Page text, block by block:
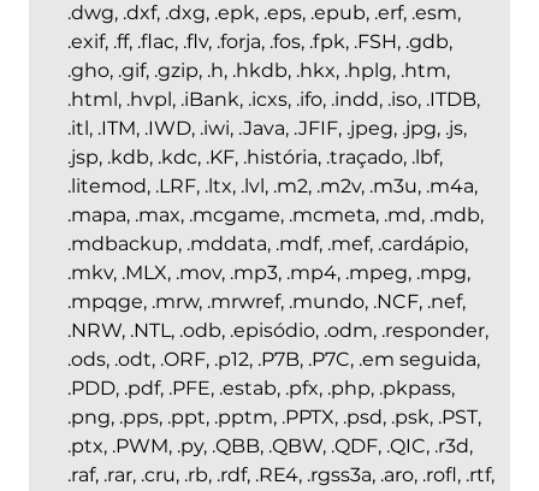
.dwg, .dxf, .dxg, .epk, .eps, .epub, .erf, .esm,
.exif, .ff, .flac, .flv, .forja, .fos, .fpk, .FSH, .gdb,
.gho, .gif, .gzip, .h, .hkdb, .hkx, .hplg, .htm,
.html, .hvpl, .iBank, .icxs, .ifo, .indd, .iso, .ITDB,
.itl, .ITM, .IWD, .iwi, .Java, .JFIF, .jpeg, .jpg, .js,
.jsp, .kdb, .kdc, .KF, .história, .traçado, .lbf,
.litemod, .LRF, .ltx, .lvl, .m2, .m2v, .m3u, .m4a,
.mapa, .max, .mcgame, .mcmeta, .md, .mdb,
.mdbackup, .mddata, .mdf, .mef, .cardápio,
.mkv, .MLX, .mov, .mp3, .mp4, .mpeg, .mpg,
.mpqge, .mrw, .mrwref, .mundo, .NCF, .nef,
.NRW, .NTL, .odb, .episódio, .odm, .responder,
.ods, .odt, .ORF, .p12, .P7B, .P7C, .em seguida,
.PDD, .pdf, .PFE, .estab, .pfx, .php, .pkpass,
.png, .pps, .ppt, .pptm, .PPTX, .psd, .psk, .PST,
.ptx, .PWM, .py, .QBB, .QBW, .QDF, .QIC, .r3d,
.raf, .rar, .cru, .rb, .rdf, .RE4, .rgss3a, .aro, .rofl, .rtf,